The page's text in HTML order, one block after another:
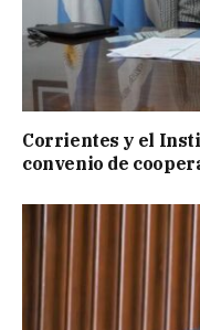
Corrientes y el
convenio de